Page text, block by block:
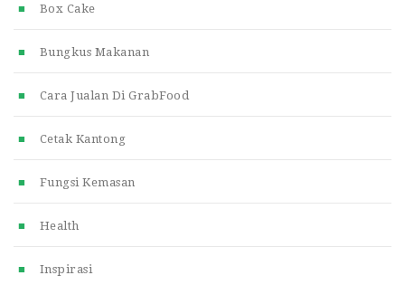
Box Cake
Bungkus Makanan
Cara Jualan Di GrabFood
Cetak Kantong
Fungsi Kemasan
Health
Inspirasi